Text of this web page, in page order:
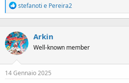
R
e
a
t
i
o
n
:
stefanoti e Pereira2
Arkin
Well-known member
14 Gennaio 2025